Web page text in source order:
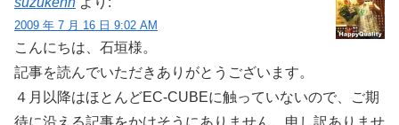
2009 年 7 月 16 日 9:02 AM
こんにちは、石垣様。
記事を読んでいただきありがとうございます。
４月以降はほとんどEC-CUBEに触っていないので、ご期
待に沿える記事をかけそうにありません。申し訳ありませ